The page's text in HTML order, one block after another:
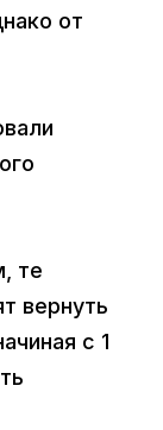
от
те
вернуть
с 1